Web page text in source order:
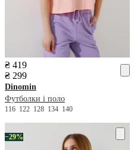
₴ 419
₴ 299
Dinomin
Футболки і поло
116 122 128 134 140
−29%